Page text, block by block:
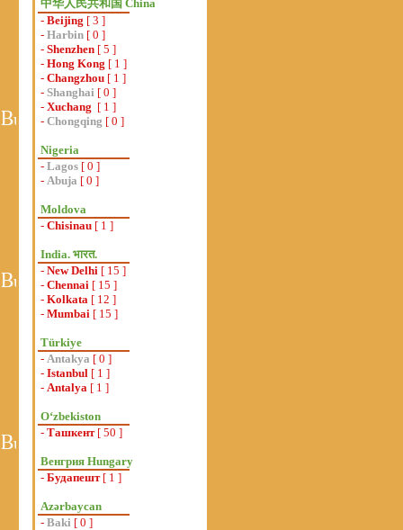
中华人民共和国 China
- Beijing [ 3 ]
- Harbin [ 0 ]
- Shenzhen [ 5 ]
- Hong Kong [ 1 ]
- Changzhou [ 1 ]
- Shanghai [ 0 ]
- Xuchang [ 1 ]
- Chongqing [ 0 ]
Nigeria
- Lagos [ 0 ]
- Abuja [ 0 ]
Moldova
- Chisinau [ 1 ]
India. भारत.
- New Delhi [ 15 ]
- Chennai [ 15 ]
- Kolkata [ 12 ]
- Mumbai [ 15 ]
Türkiye
- Antakya [ 0 ]
- Istanbul [ 1 ]
- Antalya [ 1 ]
Oʻzbekiston
- Ташкент[ 50 ]
Венгрия Hungary
- Будапешт[ 1 ]
Azərbaycan
- Baki [ 0 ]